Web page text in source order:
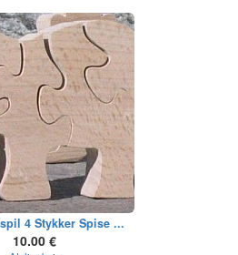
4 Stykker Spise ...
10.00 €